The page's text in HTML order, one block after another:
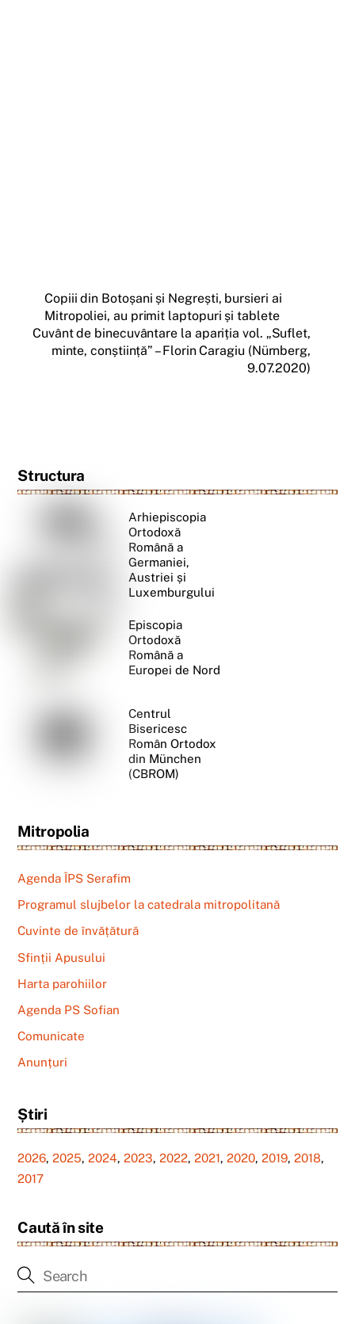
Copiii din Botoșani și Negrești, bursieri ai
Mitropoliei, au primit laptopuri și tablete
Cuvânt de binecuvântare la apariția vol. „Suflet,
minte, conștiință” – Florin Caragiu (Nürnberg,
9.07.2020)
Structura
Arhiepiscopia
Ortodoxă
Română a
Germaniei,
Austriei și
Luxemburgului
Episcopia
Ortodoxă
Română a
Europei de Nord
Centrul
Bisericesc
Român Ortodox
din München
(CBROM)
Mitropolia
Agenda ÎPS Serafim
Programul slujbelor la catedrala mitropolitană
Cuvinte de învățătură
Sfinții Apusului
Harta parohiilor
Agenda PS Sofian
Comunicate
Anunțuri
Știri
2026,2025,2024,2023,2022,2021,2020,2019,2018,
2017
Caută în site